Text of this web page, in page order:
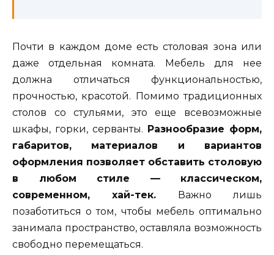
Почти в каждом доме есть столовая зона или
даже отдельная комната. Мебель для нее
должна отличаться функциональностью,
прочностью, красотой. Помимо традиционных
столов со стульями, это еще всевозможные
шкафы, горки, серванты. Разнообразие форм,
габаритов, материалов и вариантов
оформления позволяет обставить столовую
в любом стиле — классическом,
современном, хай-тек. Важно лишь
позаботиться о том, чтобы мебель оптимально
занимала пространство, оставляла возможность
свободно перемещаться.